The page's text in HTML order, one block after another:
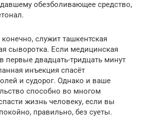
обезболивающее средство,
служит ташкентская
сыворотка. Если медицинская
первые двадцать-тридцать минут
инъекция спасёт
и судорог. Однако и ваше
способно во многом
жизнь человеку, если вы
правильно, без суеты.